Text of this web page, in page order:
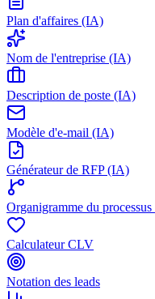
Plan d'affaires (IA)
Nom de l'entreprise (IA)
Description de poste (IA)
Modèle d'e-mail (IA)
Générateur de RFP (IA)
Organigramme du
Calculateur CLV
Notation des leads